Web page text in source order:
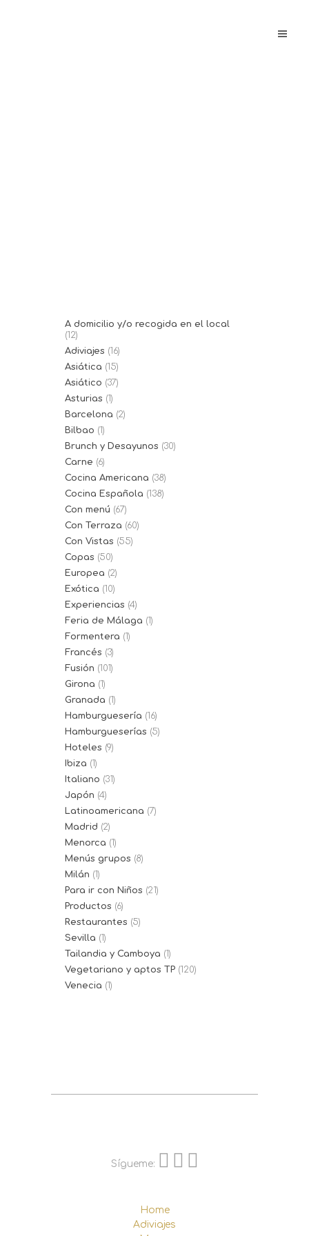
A domicilio y/o recogida en el local
(12)
Adiviajes (16)
Asiática (15)
Asiático (37)
Asturias (1)
Barcelona (2)
Bilbao (1)
Brunch y Desayunos (30)
Carne (6)
Cocina Americana (38)
Cocina Española (138)
Con menú (67)
Con Terraza (60)
Con Vistas (55)
Copas (50)
Europea (2)
Exótica (10)
Experiencias (4)
Feria de Málaga (1)
Formentera (1)
Francés (3)
Fusión (101)
Girona (1)
Granada (1)
Hamburguesería (16)
Hamburgueserías (5)
Hoteles (9)
Ibiza (1)
Italiano (31)
Japón (4)
Latinoamericana (7)
Madrid (2)
Menorca (1)
Menús grupos (8)
Milán (1)
Para ir con Niños (21)
Productos (6)
Restaurantes (5)
Sevilla (1)
Tailandia y Camboya (1)
Vegetariano y aptos TP (120)
Venecia (1)
Sígueme:
Home
Adiviajes